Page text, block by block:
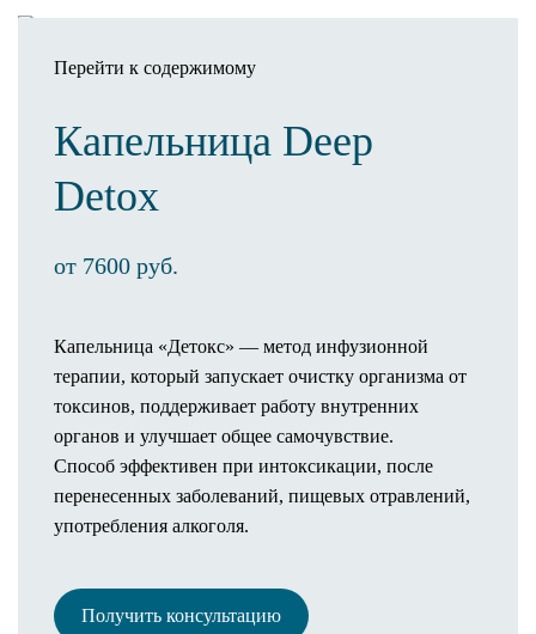
Перейти к содержимому
Записаться
Клиника
Оснащение клиники
Статьи
Отзывы
Операционный процесс
Пребывание в палате
Предоперационное обследование
Как проходит операция
Анестезия
Иногородним пациентам
Онлайн оплата
Капельница Deep
Detox
от 7600 руб.
Капельница «Детокс» — метод инфузионной
терапии, который запускает очистку организма от
токсинов, поддерживает работу внутренних
органов и улучшает общее самочувствие.
Способ эффективен при интоксикации, после
перенесенных заболеваний, пищевых отравлений,
употребления алкоголя.
Получить консультацию